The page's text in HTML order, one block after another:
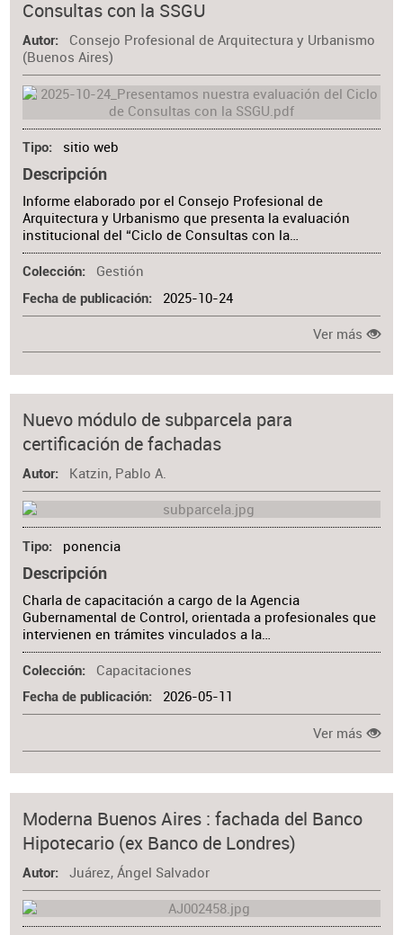
Consultas con la SSGU
Autor
Consejo Profesional de Arquitectura y Urbanismo
(Buenos Aires)
Tipo sitio web
Descripción
Informe elaborado por el Consejo Profesional de
Arquitectura y Urbanismo que presenta la evaluación
institucional del “Ciclo de Consultas con la…
Colección Gestión
Fecha de publicación 2025-10-24
Ver más
Nuevo módulo de subparcela para
certificación de fachadas
Autor Katzin, Pablo A.
Tipo ponencia
Descripción
Charla de capacitación a cargo de la Agencia
Gubernamental de Control, orientada a profesionales que
intervienen en trámites vinculados a la…
Colección Capacitaciones
Fecha de publicación 2026-05-11
Ver más
Moderna Buenos Aires : fachada del Banco
Hipotecario (ex Banco de Londres)
Autor Juárez, Ángel Salvador